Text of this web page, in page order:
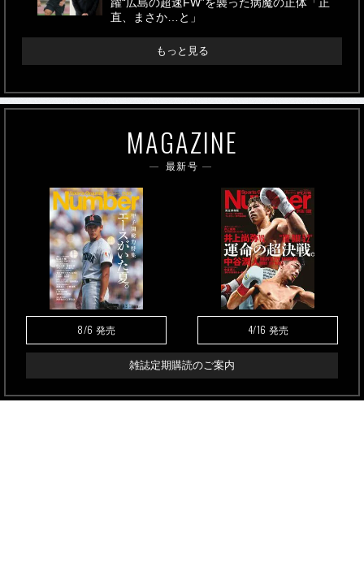
躍“広島の超速FW”を襲った病魔の正体「正
直、まさか…と」
もっと見る
MAGAZINE
最新号
8/6 発売 4/16 発売
雑誌定期購読のご案内